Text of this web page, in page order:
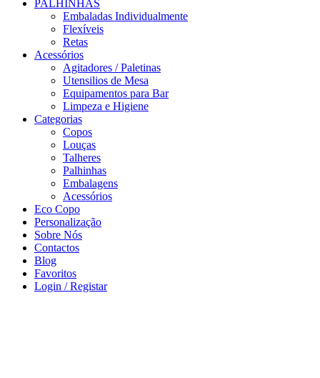
PALHINHAS
Embaladas Individualmente
Flexíveis
Retas
Acessórios
Agitadores / Paletinas
Utensilios de Mesa
Equipamentos para Bar
Limpeza e Higiene
Categorias
Copos
Louças
Talheres
Palhinhas
Embalagens
Acessórios
Eco Copo
Personalização
Sobre Nós
Contactos
Blog
Favoritos
Login / Registar